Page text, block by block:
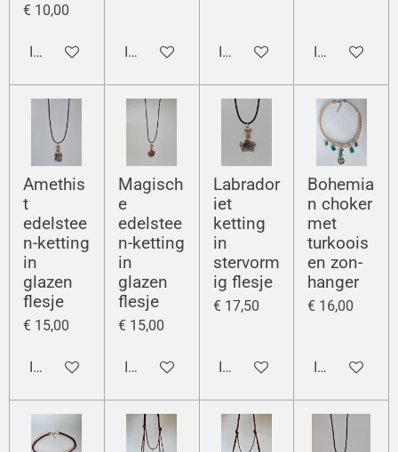
€ 10,00
In winkelwagen In winkelwagen In winkelwagen In
Amethis
t
edelstee
n-ketting
in
glazen
flesje
€ 15,00
In winkelwagen
Magisch
e
edelstee
n-ketting
in
glazen
flesje
€ 15,00
In winkelwagen
Labrador
iet
ketting
in
stervorm
ig flesje
€ 17,50
In winkelwagen
Bohemia
n choker
met
turkoois
en zon-
hanger
€ 16,00
In